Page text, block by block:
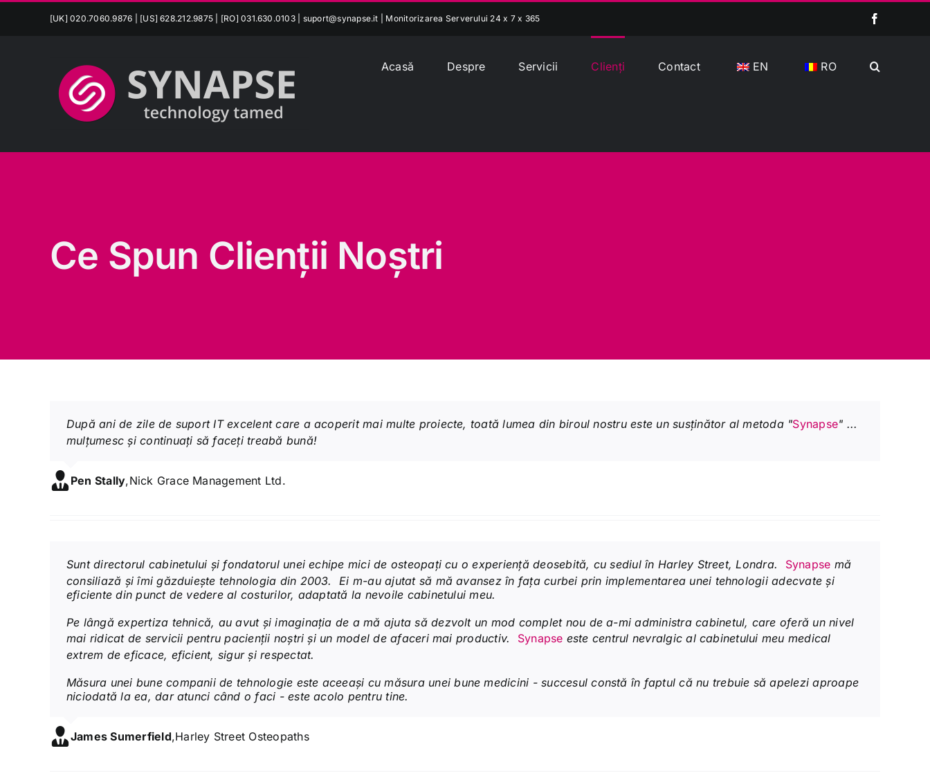
[UK] 020.7060.9876 | [US] 628.212.9875 | [RO] 031.630.0103 | suport@synapse.it | Monitorizarea Serverului 24 x 7 x 365
Acasă Despre Servicii Clienți Contact EN RO
Ce Spun Clienții Noștri
După ani de zile de suport IT excelent care a acoperit mai multe proiecte, toată lumea din biroul nostru este un susținător al metoda "Synapse" ...
mulțumesc și continuați să faceți treabă bună!
Pen Stally,Nick Grace Management Ltd.
Sunt directorul cabinetului și fondatorul unei echipe mici de osteopați cu o experiență deosebită, cu sediul în Harley Street, Londra. Synapse mă
consiliază și îmi găzduiește tehnologia din 2003. Ei m-au ajutat să mă avansez în fața curbei prin implementarea unei tehnologii adecvate și
eficiente din punct de vedere al costurilor, adaptată la nevoile cabinetului meu.
Pe lângă expertiza tehnică, au avut și imaginația de a mă ajuta să dezvolt un mod complet nou de a-mi administra cabinetul, care oferă un nivel
mai ridicat de servicii pentru pacienții noștri și un model de afaceri mai productiv. Synapse este centrul nevralgic al cabinetului meu medical
extrem de eficace, eficient, sigur și respectat.
Măsura unei bune companii de tehnologie este aceeași cu măsura unei bune medicini - succesul constă în faptul că nu trebuie să apelezi aproape
niciodată la ea, dar atunci când o faci - este acolo pentru tine.
James Sumerfield,Harley Street Osteopaths